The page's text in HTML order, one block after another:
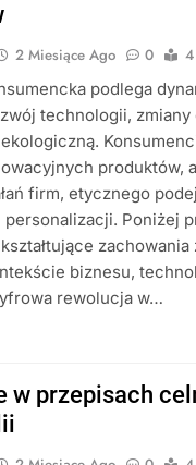
2 Miesiące Ago 0
podlega
technologii,
produktów,
firm, etycznego
Poniżej
zachowania
biznesu,
rewolucja w…
w przepisach